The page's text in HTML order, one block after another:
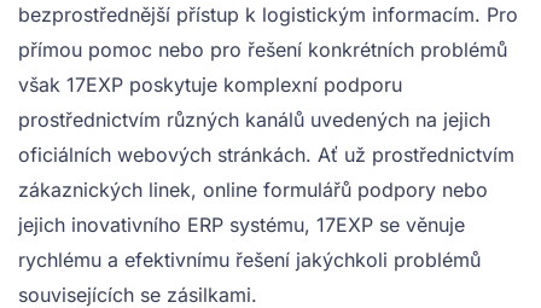
bezprostřednější přístup k logistickým informacím. Pro
přímou pomoc nebo pro řešení konkrétních problémů
však 17EXP poskytuje komplexní podporu
prostřednictvím různých kanálů uvedených na jejich
oficiálních webových stránkách. Ať už prostřednictvím
zákaznických linek, online formulářů podpory nebo
jejich inovativního ERP systému, 17EXP se věnuje
rychlému a efektivnímu řešení jakýchkoli problémů
souvisejících se zásilkami.